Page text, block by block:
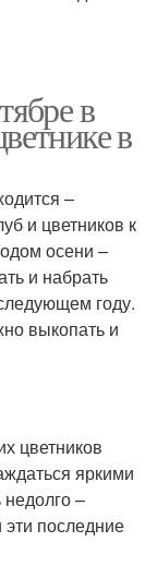
в
в
–
и цветников к
осени –
и набрать
году.
выкопать и
цветников
яркими
–
последние